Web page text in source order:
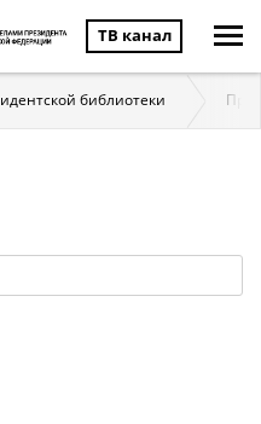
ТВ канал
библиотеки